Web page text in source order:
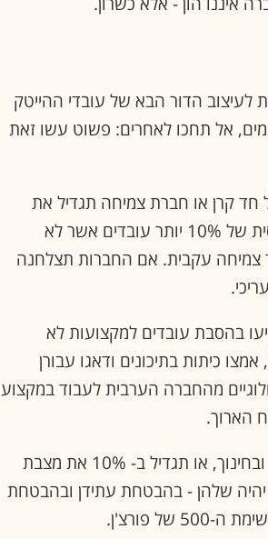
לעיצוב הדור הבא של עובדי ההייטק
אל תחכו לאחרים: פשוט עשו זאת
בעובדים להייטק עומד על 14,000. אם כל חד קרן או חברת צמיחה תגדיל את
מאגר הכישרונות שלה באופן אורגני ותהיה אחראית לייצר תוספת יחסית של 10% יותר עובדים אשר לא
צמיחה עקבית. אם החברות תצלחנה
בהסבת עובדים למקצועות לא
אמצו כיתות בתיכונים ודאגו עבורן
מהחברה הערבית לעבוד במקצוע
הארוך.
אם כל חברה תשקיע 10% מהתקציב השנתי שלה בפיתוח טאלנטים ובחינוך, או תגדיל ב- 10% את מצבת
שלהן - בהבטחת עתידן ובהבטחת
פורצ'ן.